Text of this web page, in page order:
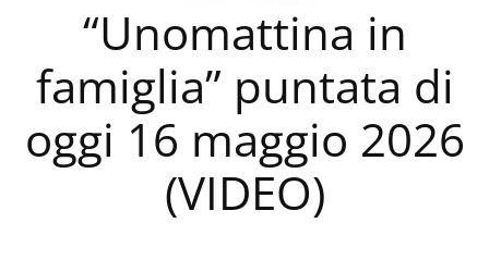
“Unomattina in
famiglia” puntata di
oggi 16 maggio 2026
(VIDEO)